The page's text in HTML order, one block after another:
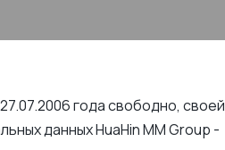
года свободно, своей
данных HuaHin MM Group -